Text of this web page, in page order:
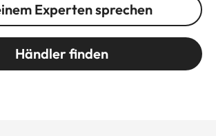
Experten sprechen
Händler finden